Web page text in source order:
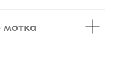
мотка